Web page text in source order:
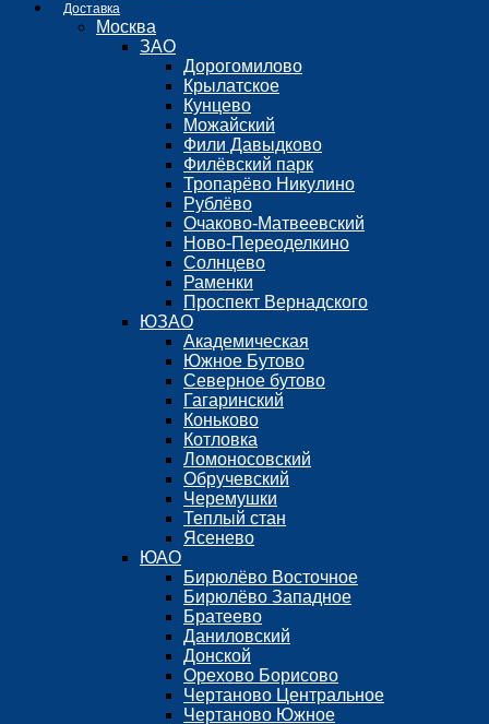
Доставка
Москва
ЗАО
Дорогомилово
Крылатское
Кунцево
Можайский
Фили Давыдково
Филёвский парк
Тропарёво Никулино
Рублёво
Очаково-Матвеевский
Ново-Переоделкино
Солнцево
Раменки
Проспект Вернадского
ЮЗАО
Академическая
Южное Бутово
Северное бутово
Гагаринский
Коньково
Котловка
Ломоносовский
Обручевский
Черемушки
Теплый стан
Ясенево
ЮАО
Бирюлёво Восточное
Бирюлёво Западное
Братеево
Даниловский
Донской
Орехово Борисово
Чертаново Центральное
Чертаново Южное